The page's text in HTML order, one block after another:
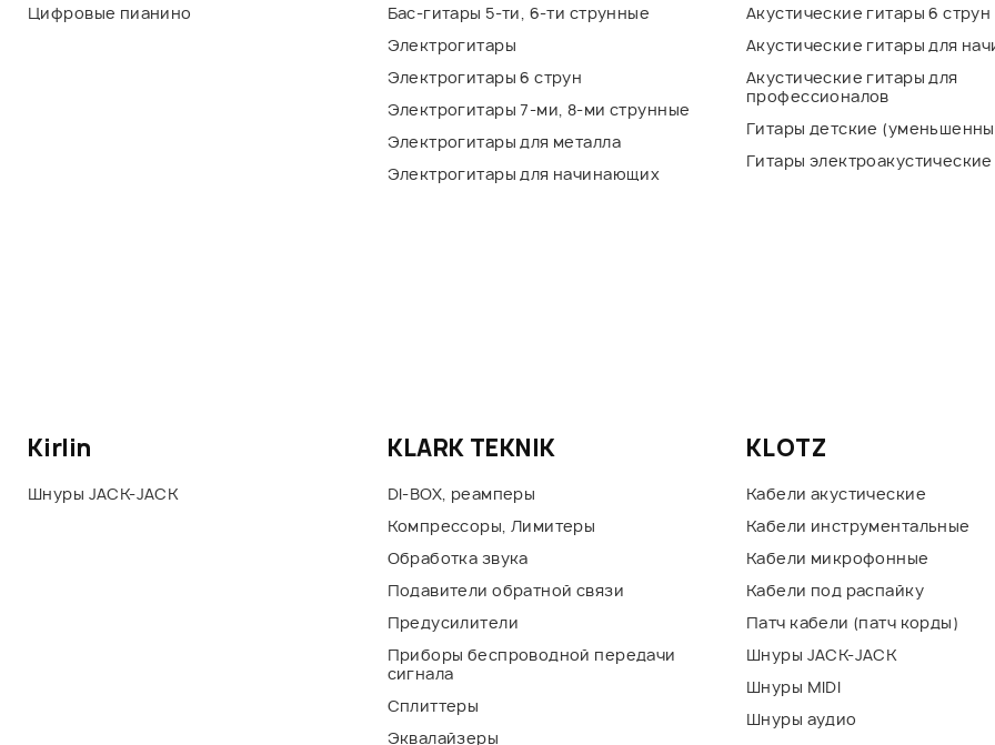
Цифровые пианино
Бас-гитары 5-ти, 6-ти струнные
Электрогитары
Электрогитары 6 струн
Электрогитары 7-ми, 8-ми струнные
Электрогитары для металла
Электрогитары для начинающих
Акустические гитары 6 струн
Акустические гитары для
Акустические гитары для
профессионалов
Гитары детские
Гитары электроакустические
Kirlin
Шнуры JACK-JACK
KLARK TEKNIK
DI-BOX, реамперы
Компрессоры, Лимитеры
Обработка звука
Подавители обратной связи
Предусилители
Приборы беспроводной передачи
сигнала
Сплиттеры
Эквалайзеры
KLOTZ
Кабели акустические
Кабели инструментальные
Кабели микрофонные
Кабели под распайку
Патч кабели (патч корды)
Шнуры JACK-JACK
Шнуры MIDI
Шнуры аудио